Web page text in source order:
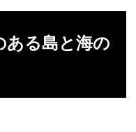
ある島と海の